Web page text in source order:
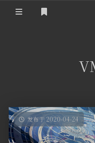
发布于 2020-04-24